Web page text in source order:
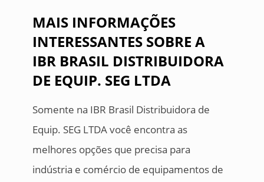
MAIS INFORMAÇÕES
INTERESSANTES SOBRE A
IBR BRASIL DISTRIBUIDORA
DE EQUIP. SEG LTDA
Somente na IBR Brasil Distribuidora de
Equip. SEG LTDA você encontra as
melhores opções que precisa para
indústria e comércio de equipamentos de